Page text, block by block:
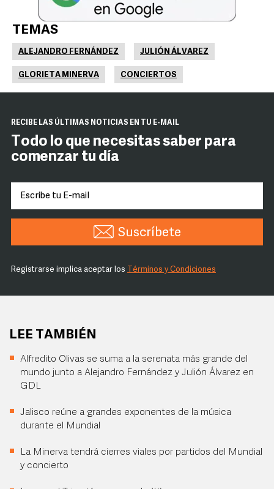
TEMAS
ALEJANDRO FERNÁNDEZ JULIÓN ÁLVAREZ
GLORIETA MINERVA CONCIERTOS
RECIBE LAS ÚLTIMAS NOTICIAS EN TU E-MAIL
Todo lo que necesitas saber para
comenzar tu día
Suscríbete
Registrarse implica aceptar los Términos y Condiciones
LEE TAMBIÉN
Alfredito Olivas se suma a la serenata más grande del
mundo junto a Alejandro Fernández y Julión Álvarez en
GDL
Jalisco reúne a grandes exponentes de la música
durante el Mundial
La Minerva tendrá cierres viales por partidos del Mundial
y concierto